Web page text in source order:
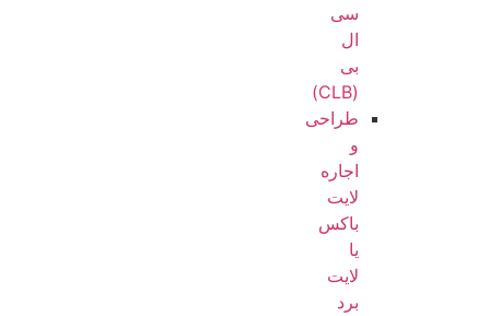
سی
ال
بی
(CLB)
طراحی
و
اجاره
لایت
باکس
یا
لایت
برد